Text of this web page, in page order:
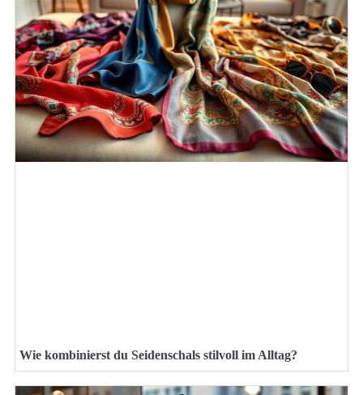
Wie kombinierst du Seidenschals stilvoll im Alltag?